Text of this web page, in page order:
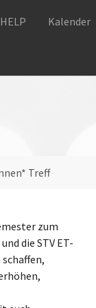
HELP Kalender
Treff
zum
die STV ET-